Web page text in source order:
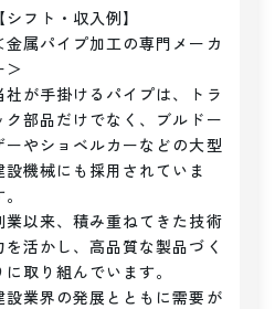
【シフト・収入例】
金属パイプ加工の専門メーカ
＞
社が手掛けるパイプは、トラ
ク部品だけでなく、ブルドー
ーやショベルカーなどの大型
設機械にも採用されていま
業以来、積み重ねてきた技術
を活かし、高品質な製品づく
に取り組んでいます。
設業界の発展とともに需要が